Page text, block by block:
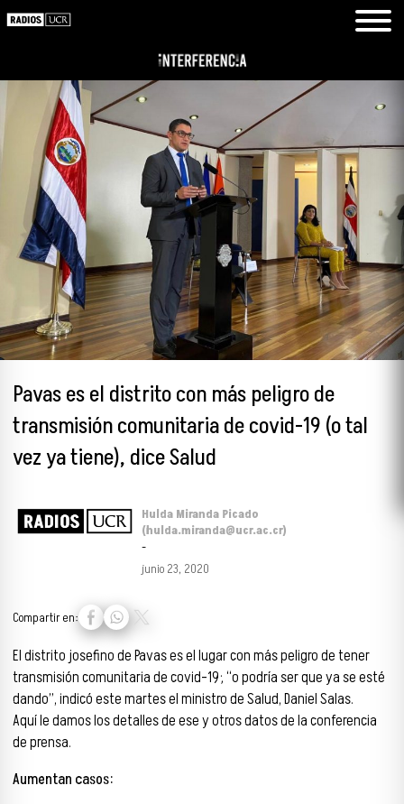
Pavas es el distrito con más peligro de
transmisión comunitaria de covid-19 (o tal
vez ya tiene), dice Salud
Hulda Miranda Picado
(hulda.miranda@ucr.ac.cr)
-
junio 23, 2020
Compartir en:
El distrito josefino de Pavas es el lugar con más peligro de tener
transmisión comunitaria de covid-19; “o podría ser que ya se esté
dando”, indicó este martes el ministro de Salud, Daniel Salas.
Aquí le damos los detalles de ese y otros datos de la conferencia
de prensa.
Aumentan casos: